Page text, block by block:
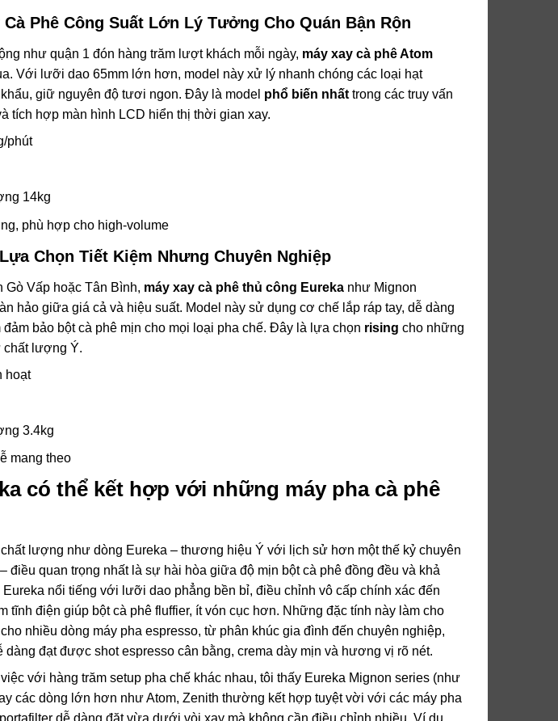
Cà Phê Công Suất Lớn Lý Tưởng Cho Quán Bận Rộn
như quận 1 đón hàng trăm lượt khách mỗi ngày, máy xay cà phê Atom
Với lưỡi dao 65mm lớn hơn, model này xử lý nhanh chóng các loại hạt
giữ nguyên độ tươi ngon. Đây là model phổ biến nhấttrong các truy vấn
tích hợp màn hình LCD hiển thị thời gian xay.
phút
14kg
phù hợp cho high-volume
Chọn Tiết Kiệm Nhưng Chuyên Nghiệp
Vấp hoặc Tân Bình, máy xay cà phê thủ công Eurekanhư Mignon
hảo giữa giá cả và hiệu suất. Model này sử dụng cơ chế lắp ráp tay, dễ dàng
bảo bột cà phê mịn cho mọi loại pha chế. Đây là lựa chọn rising cho những
chất lượng Ý.
hoạt
3.4kg
mang theo
có thể kết hợp với những máy pha cà phê
lượng như dòng Eureka – thương hiệu Ý với lịch sử hơn một thế kỷ chuyên
điều quan trọng nhất là sự hài hòa giữa độ mịn bột cà phê đồng đều và khả
nổi tiếng với lưỡi dao phẳng bền bỉ, điều chỉnh vô cấp chính xác đến
tĩnh điện giúp bột cà phê fluffier, ít vón cục hơn. Những đặc tính này làm cho
nhiều dòng máy pha espresso, từ phân khúc gia đình đến chuyên nghiệp,
dàng đạt được shot espresso cân bằng, crema dày mịn và hương vị rõ nét.
với hàng trăm setup pha chế khác nhau, tôi thấy Eureka Mignon series (như
các dòng lớn hơn như Atom, Zenith thường kết hợp tuyệt vời với các máy pha
dễ dàng đặt vừa dưới vòi xay mà không cần điều chỉnh nhiều. Ví dụ,